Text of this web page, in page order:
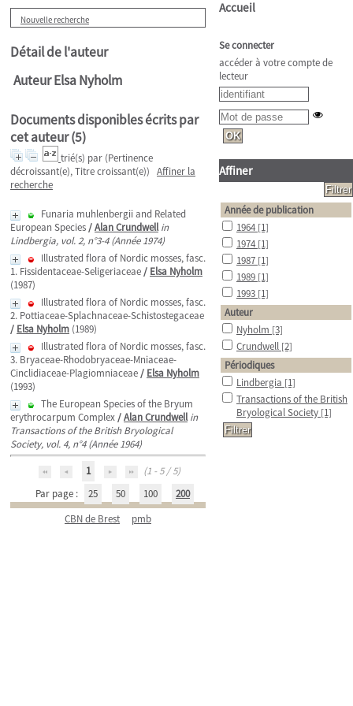
Nouvelle recherche
Détail de l'auteur
Auteur Elsa Nyholm
Documents disponibles écrits par
cet auteur (5)
trié(s) par (Pertinence
décroissant(e), Titre croissant(e)) Affiner la
recherche
Funaria muhlenbergii and Related
European Species/Alan Crundwell in
Lindbergia, vol. 2, n°3-4 (Année 1974)
Illustrated flora of Nordic mosses, fasc.
1. Fissidentaceae-Seligeriaceae/ Elsa Nyholm
(1987)
Illustrated flora of Nordic mosses, fasc.
2. Pottiaceae-Splachnaceae-Schistostegaceae
/ Elsa Nyholm (1989)
Illustrated flora of Nordic mosses, fasc.
3. Bryaceae-Rhodobryaceae-Mniaceae-
Cinclidiaceae-Plagiomniaceae/ Elsa Nyholm
(1993)
The European Species of the Bryum
erythrocarpum Complex/Alan Crundwell in
Transactions of the British Bryological
Society, vol. 4, n°4 (Année 1964)
1
(1 - 5 / 5)
Par page :
25 50 100
200
CBN de Brest
pmb
Accueil
Se connecter
accéder à votre compte de
lecteur
Affiner
Année de publication
1964 [1]
1974 [1]
1987 [1]
1989 [1]
1993 [1]
Auteur
Nyholm [3]
Crundwell [2]
Périodiques
Lindbergia [1]
Transactions of the British
Bryological Society [1]